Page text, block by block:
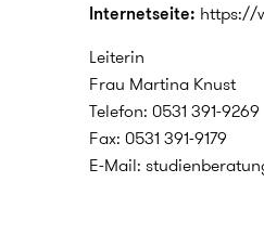
Internetseite: https://
Leiterin
Frau Martina Knust
Telefon: 0531 391-9269
Fax: 0531 391-9179
E-Mail: